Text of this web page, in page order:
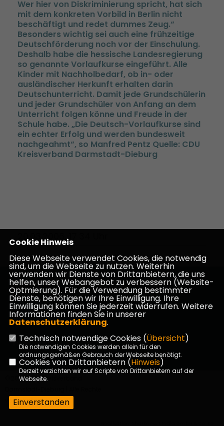
Wer hier von Diskriminierung spricht, hat sich
mit dem konkreten Vorbild in Berlin nicht
beschäftigt und redet dummes Zeug.“
Besonders wichtig sei auch eine frühzeitige
Deutschförderung noch vor der Einschulung.
Deshalb habe die hessische Landesregierung
so genannte Vorlaufkurse eingeführt. Alle
Kinder mit Nachholbedarf, ob in- oder
ausländischer Herkunft erhalten darin
Deutschunterricht. Damit jede Grundschülerin
und jeder Grundschüler von Anfang an dem
Unterricht folgen könne und Freude in der
Schule habe. „Die Deutsch-Vorlaufkurse sind
ein echter Erfolg und werden bundesweit
nachgeahmt“, so Manfred Pentz Quelle: CDU
Kreisverband Darmstadt-Dieburg
20.03.2006, 17:34 Uhr
Homepage des CDU Kreisverbandes Darmstadt-
Dieburg
Impressum Datenschutz Kontakt
©2026 CDU Kreisverband
vorbehalten.
Cookie Hinweis
Diese Webseite verwendet Cookies, die notwendig
sind, um die Webseite zu nutzen. Weiterhin
verwenden wir Dienste von Drittanbietern, die uns
helfen, unser Webangebot zu verbessern (Website-
Optmierung). Für die Verwendung bestimmter
Dienste, benötigen wir Ihre Einwilligung. Ihre
Einwilligung können Sie jederzeit widerrufen. Weitere
Informationen finden Sie in unserer
Datenschutzerklärung.
Technisch notwendige Cookies (Übersicht)
Die notwendigen Cookies werden allein für den
ordnungsgemäßen Gebrauch der Webseite benötigt.
Cookies von Drittanbietern (Hinweis)
Derzeit verzichten wir auf Scripte von Drittanbietern auf der
Webseite.
Einverstanden